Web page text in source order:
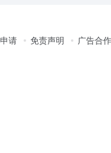
请 免责声明 广告合作